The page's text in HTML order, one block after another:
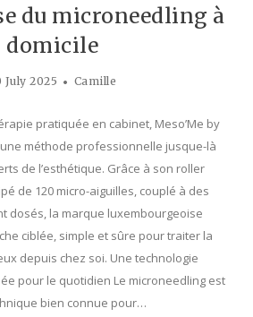
du microneedling à
domicile
July 2025 Camille
pratiquée en cabinet, Meso’Me by
méthode professionnelle jusque-là
de l’esthétique. Grâce à son roller
de 120 micro-aiguilles, couplé à des
dosés, la marque luxembourgeoise
ciblée, simple et sûre pour traiter la
depuis chez soi. Une technologie
pour le quotidien Le microneedling est
bien connue pour…